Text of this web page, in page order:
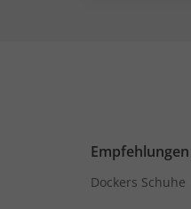
Empfehlungen
Dockers Schuhe